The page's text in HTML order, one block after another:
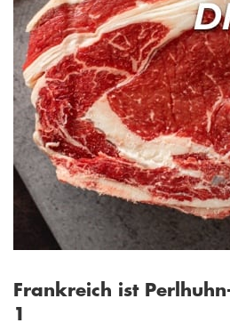
Frankreich ist
1